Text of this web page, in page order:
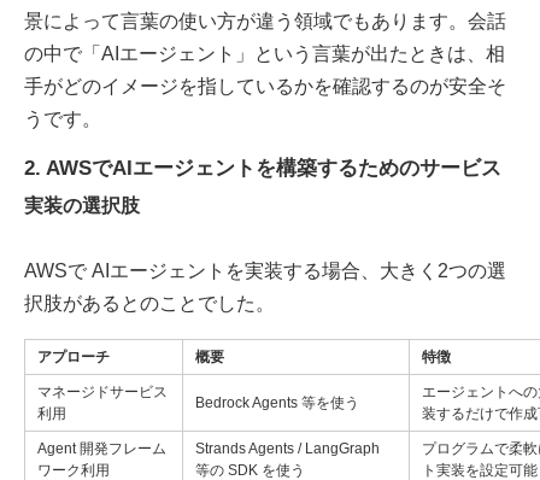
景によって言葉の使い方が違う領域でもあります。会話
の中で「AIエージェント」という言葉が出たときは、相
手がどのイメージを指しているかを確認するのが安全そ
うです。
2. AWSでAIエージェントを構築するためのサービス
実装の選択肢
AWSで AIエージェントを実装する場合、大きく2つの選
択肢があるとのことでした。
アプローチ 概要 特徴
マネージドサービス
利用
Bedrock Agents 等を使う
エージェントへ
装するだけで作
Agent 開発フレーム
ワーク利用
Strands Agents / LangGraph
等の SDK を使う
プログラムで柔
ト実装を設定可能